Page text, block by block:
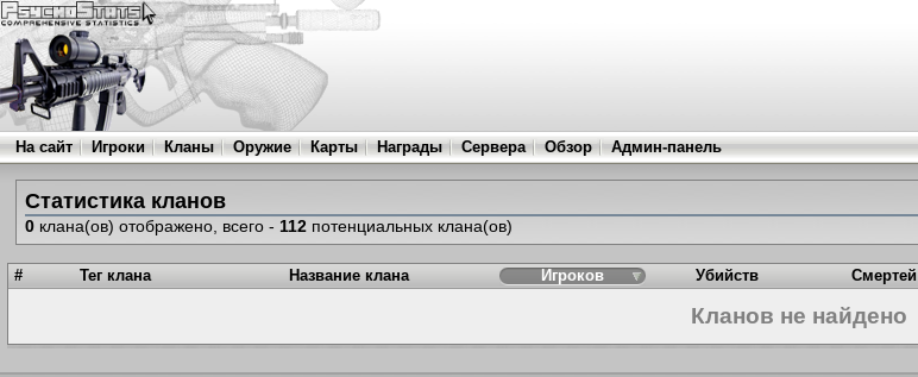
На сайт Игроки Кланы Оружие Карты Награды Сервера Обзор Админ-панель
Статистика кланов
0клана(ов) отображено, всего - 112потенциальных клана(ов)
# Тег клана Название клана Игроков Убийств Смертей
Кланов не найдено